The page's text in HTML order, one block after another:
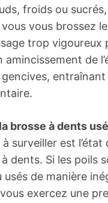
froids ou
vous brossez
trop vigoureux
amincissement de
entraînant
brosse à dents
surveiller est l’état
dents. Si les poils
de manière
exercez une